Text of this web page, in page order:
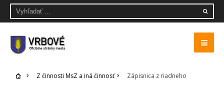
Z činnosti MsZ a iná činnosť
Zápisnica z riadneho